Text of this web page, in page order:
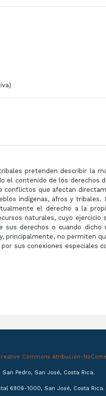
pretenden describir la
el contenido de los derechos
conflictos que afectan
indígenas, afros y tribales.
el derecho a la
natu­rales, cuyo ejercicio
sus derechos o cuando dicho
principalmente, no permiten
sus co­nexiones especiales
Commons Atribución-
Pedro, San José, Costa Rica.
6906-1000, San José, Costa Rica.